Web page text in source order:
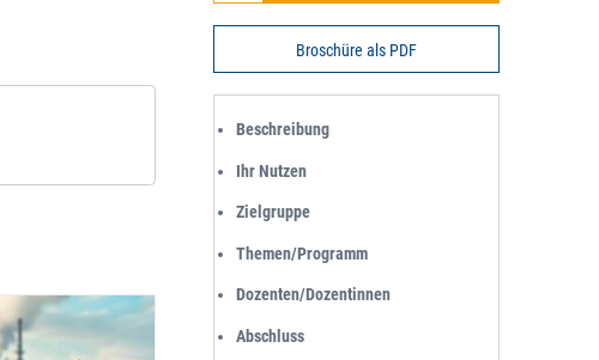
Broschüre als PDF
Beschreibung
Ihr Nutzen
Zielgruppe
Themen/Programm
Dozenten/Dozentinnen
Abschluss